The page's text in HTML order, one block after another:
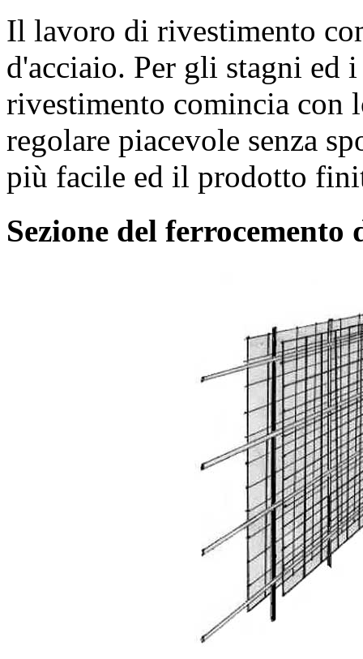
Il lavoro di rivestimento
d'acciaio. Per gli stagni ed
rivestimento comincia con
regolare piacevole senza
più facile ed il prodotto
Sezione del ferrocemento